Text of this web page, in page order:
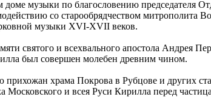
музыки по благословению председателя
со старообрядчеством митрополита
музыки XVI-XVII веков.
святого и всехвального апостола Андрея
был совершен молебен древним чином.
храма Покрова в Рубцове и других
и всея Руси Кирилла перед